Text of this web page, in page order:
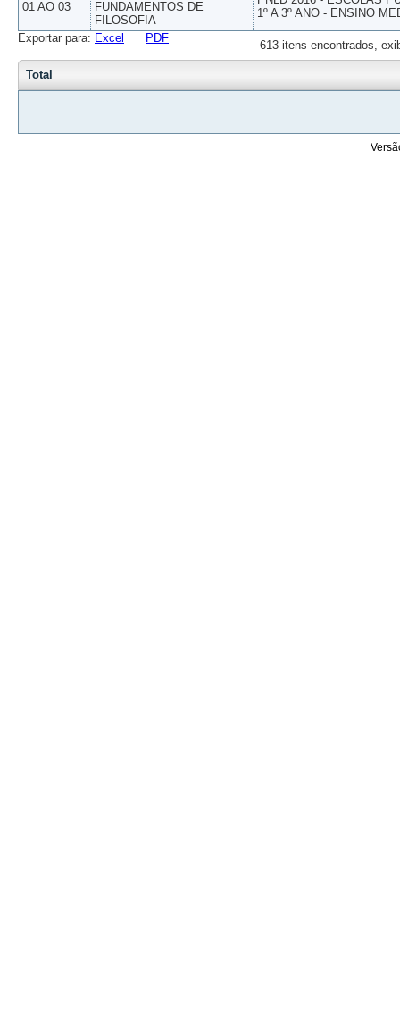
01 AO 03
FUNDAMENTOS DE
FILOSOFIA
1º A 3º ANO - ENSINO
613 itens encontrados,
Exportar para: Excel PDF
Total